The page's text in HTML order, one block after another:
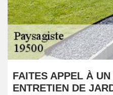
FAITES APPEL À
ENTRETIEN DE